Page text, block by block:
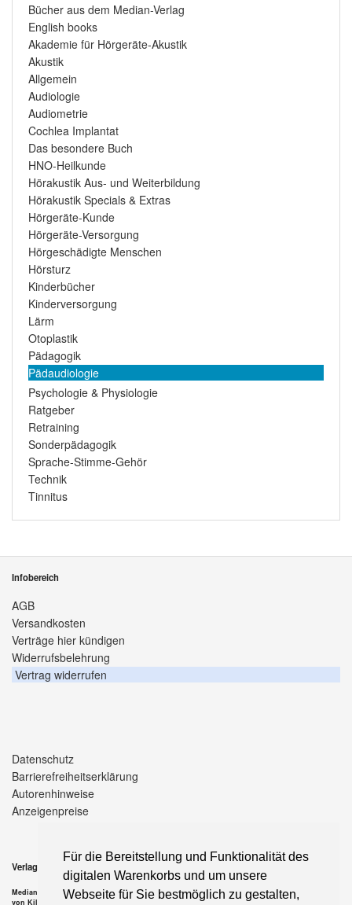
Für die Bereitstellung und Funktionalität des
digitalen Warenkorbs und um unsere
Webseite für Sie bestmöglich zu gestalten,
Bücher aus dem Median-Verlag
English books
Akademie für Hörgeräte-Akustik
Akustik
Allgemein
Audiologie
Audiometrie
Cochlea Implantat
Das besondere Buch
HNO-Heilkunde
Hörakustik Aus- und Weiterbildung
Hörakustik Specials & Extras
Hörgeräte-Kunde
Hörgeräte-Versorgung
Hörgeschädigte Menschen
Hörsturz
Kinderbücher
Kinderversorgung
Lärm
Otoplastik
Pädagogik
Pädaudiologie
Psychologie & Physiologie
Ratgeber
Retraining
Sonderpädagogik
Sprache-Stimme-Gehör
Technik
Tinnitus
Infobereich
AGB
Versandkosten
Verträge hier kündigen
Widerrufsbelehrung
Vertrag widerrufen
Datenschutz
Barrierefreiheitserklärung
Autorenhinweise
Anzeigenpreise
Verlag
Median-Verlag
von Killisch-Horn GmbH